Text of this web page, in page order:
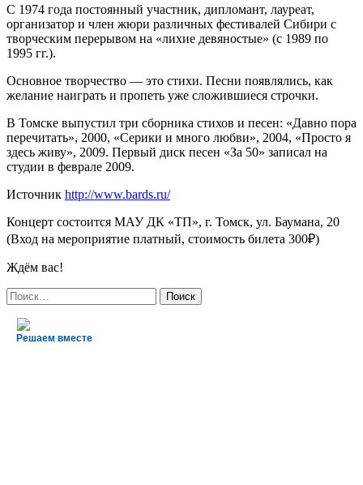
С 1974 года постоянный участник, дипломант, лауреат,
организатор и член жюри различных фестивалей Сибири с
творческим перерывом на «лихие девяностые» (с 1989 по
1995 гг.).
Основное творчество — это стихи. Песни появлялись, как
желание наиграть и пропеть уже сложившиеся строчки.
В Томске выпустил три сборника стихов и песен: «Давно пора
перечитать», 2000, «Серики и много любви», 2004, «Просто я
здесь живу», 2009. Первый диск песен «За 50» записал на
студии в феврале 2009.
Источник http://www.bards.ru/
Концерт состоится МАУ ДК «ТП», г. Томск, ул. Баумана, 20
(Вход на мероприятие платный, стоимость билета 300₽)
Ждём вас!
Найти:
Решаем вместе